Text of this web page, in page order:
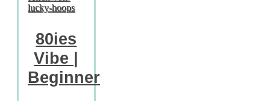
80ies
Vibe |
Beginner